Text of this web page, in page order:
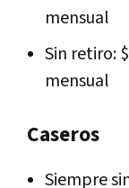
mensual
Sin retiro:
mensual
Caseros
Siempre